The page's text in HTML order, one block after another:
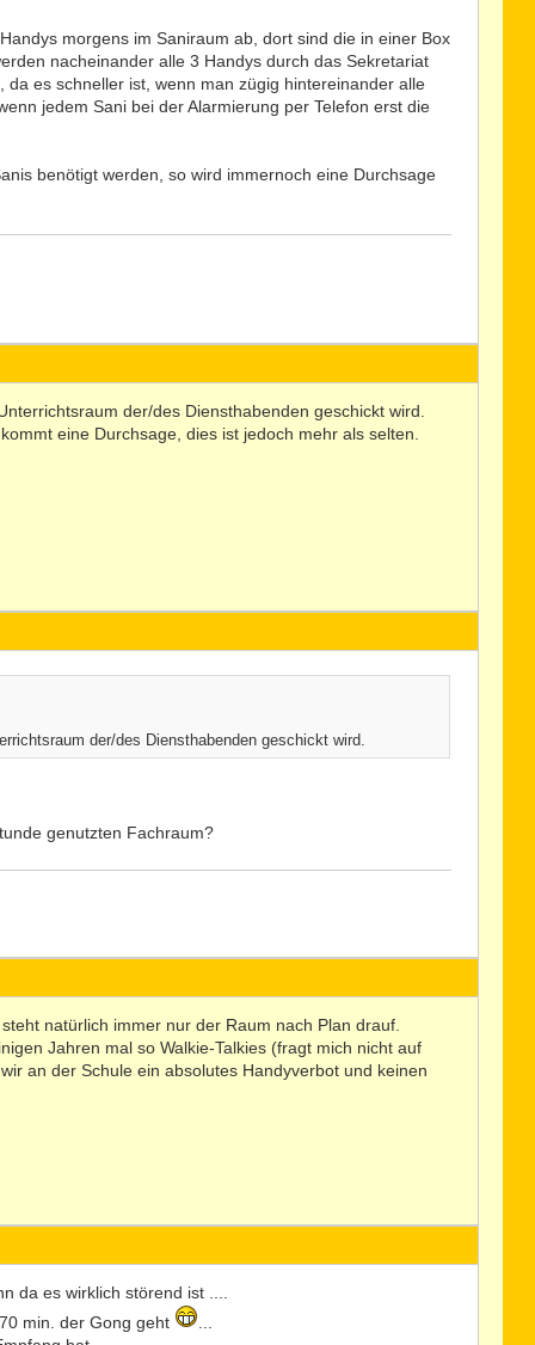
morgens im Saniraum ab, dort sind die in einer Box
nacheinander alle 3 Handys durch das Sekretariat
es schneller ist, wenn man zügig hintereinander alle
jedem Sani bei der Alarmierung per Telefon erst die
benötigt werden, so wird immernoch eine Durchsage
der/des Diensthabenden geschickt wird.
eine Durchsage, dies ist jedoch mehr als selten.
der/des Diensthabenden geschickt wird.
genutzten Fachraum?
natürlich immer nur der Raum nach Plan drauf.
Jahren mal so Walkie-Talkies (fragt mich nicht auf
an der Schule ein absolutes Handyverbot und keinen
da es wirklich störend ist ....
min. der Gong geht